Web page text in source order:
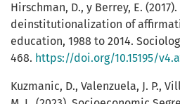
Hirschman, D., y Berrey, E.
deinstitutionalization of
education, 1988 to 2014.
468. https://doi.org/10.15195/
Kuzmanic, D., Valenzuela, J. P.,